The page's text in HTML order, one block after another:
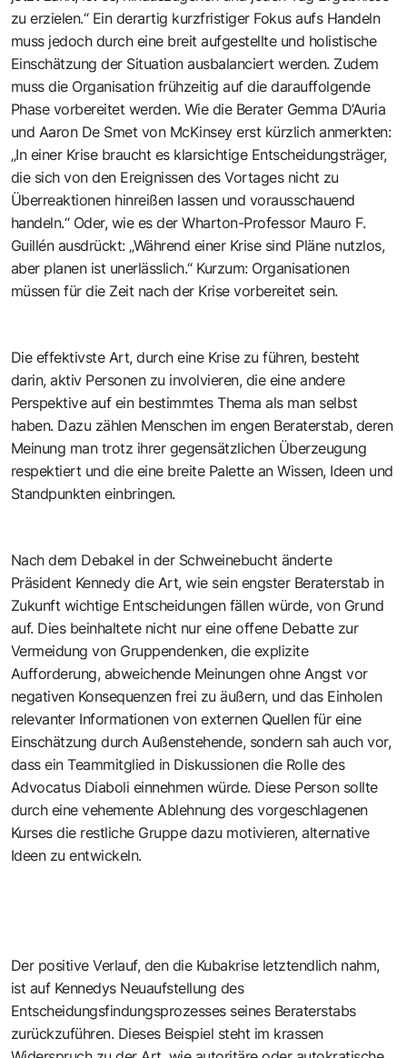
zu erzielen.“ Ein derartig kurzfristiger Fokus aufs Handeln
muss jedoch durch eine breit aufgestellte und holistische
Einschätzung der Situation ausbalanciert werden. Zudem
muss die Organisation frühzeitig auf die darauffolgende
Phase vorbereitet werden. Wie die Berater Gemma D’Auria
und Aaron De Smet von McKinsey erst kürzlich anmerkten:
„In einer Krise braucht es klarsichtige Entscheidungsträger,
die sich von den Ereignissen des Vortages nicht zu
Überreaktionen hinreißen lassen und vorausschauend
handeln.“ Oder, wie es der Wharton-Professor Mauro F.
Guillén ausdrückt: „Während einer Krise sind Pläne nutzlos,
aber planen ist unerlässlich.“ Kurzum: Organisationen
müssen für die Zeit nach der Krise vorbereitet sein.
Die effektivste Art, durch eine Krise zu führen, besteht
darin, aktiv Personen zu involvieren, die eine andere
Perspektive auf ein bestimmtes Thema als man selbst
haben. Dazu zählen Menschen im engen Beraterstab, deren
Meinung man trotz ihrer gegensätzlichen Überzeugung
respektiert und die eine breite Palette an Wissen, Ideen und
Standpunkten einbringen.
Nach dem Debakel in der Schweinebucht änderte
Präsident Kennedy die Art, wie sein engster Beraterstab in
Zukunft wichtige Entscheidungen fällen würde, von Grund
auf. Dies beinhaltete nicht nur eine offene Debatte zur
Vermeidung von Gruppendenken, die explizite
Aufforderung, abweichende Meinungen ohne Angst vor
negativen Konsequenzen frei zu äußern, und das Einholen
relevanter Informationen von externen Quellen für eine
Einschätzung durch Außenstehende, sondern sah auch vor,
dass ein Teammitglied in Diskussionen die Rolle des
Advocatus Diaboli einnehmen würde. Diese Person sollte
durch eine vehemente Ablehnung des vorgeschlagenen
Kurses die restliche Gruppe dazu motivieren, alternative
Ideen zu entwickeln.
Der positive Verlauf, den die Kubakrise letztendlich nahm,
ist auf Kennedys Neuaufstellung des
Entscheidungsfindungsprozesses seines Beraterstabs
zurückzuführen. Dieses Beispiel steht im krassen